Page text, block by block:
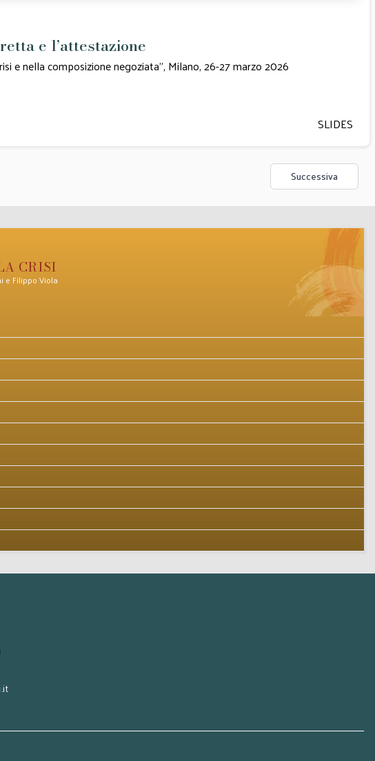
e l’attestazione
e nella composizione negoziata", Milano, 26-27 marzo 2026
SLIDES
Successiva
CRISI
e Filippo Viola